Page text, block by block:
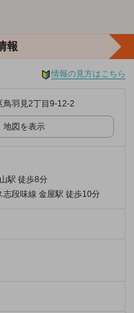
報
情報の見方はこちら
鳥羽見2丁目9-12-2
地図を表示
駅 徒歩8分
志段味線 金屋駅 徒歩10分